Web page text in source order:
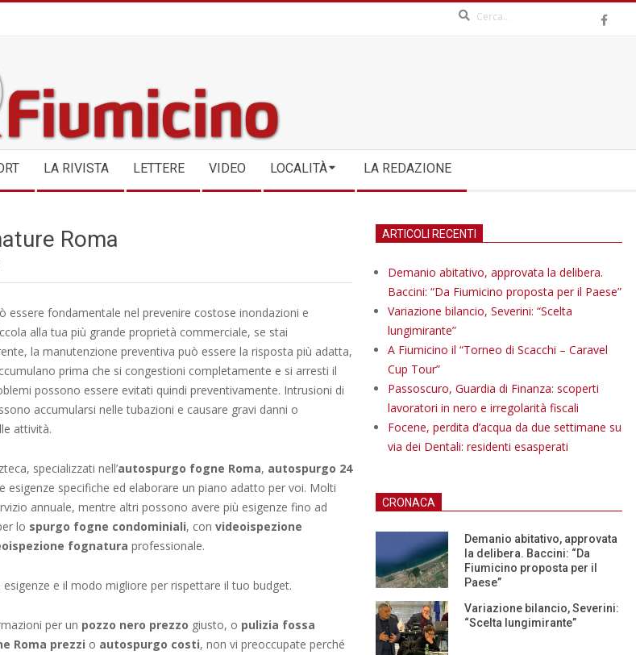
LA RIVISTA LETTERE VIDEO LOCALITÀ LA REDAZIONE
Roma
essere fondamentale nel prevenire costose inondazioni e
alla tua più grande proprietà commerciale, se stai
la manutenzione preventiva può essere la risposta più adatta,
prima che si congestioni completamente e si arresti il
possono essere evitati quindi preventivamente. Intrusioni di
accumularsi nelle tubazioni e causare gravi danni o
attività.
specializzati nell’autospurgo fogne Roma, autospurgo 24
esigenze specifiche ed elaborare un piano adatto per voi. Molti
annuale, mentre altri possono avere più esigenze fino ad
lo spurgo fogne condominiali, con videoispezione
fognatura professionale.
e il modo migliore per rispettare il tuo budget.
per un pozzo nero prezzo giusto, o pulizia fossa
Roma prezzi o autospurgo costi, non vi preoccupate perché
ARTICOLI RECENTI
Demanio abitativo, approvata la delibera.
Baccini: “Da Fiumicino proposta per il Paese”
Variazione bilancio, Severini: “Scelta
lungimirante”
A Fiumicino il “Torneo di Scacchi – Caravel
Cup Tour”
Passoscuro, Guardia di Finanza: scoperti
lavoratori in nero e irregolarità fiscali
Focene, perdita d’acqua da due settimane su
via dei Dentali: residenti esasperati
CRONACA
Demanio abitativo, approvata
la delibera. Baccini: “Da
Fiumicino proposta per il
Paese”
Variazione bilancio, Severini:
“Scelta lungimirante”